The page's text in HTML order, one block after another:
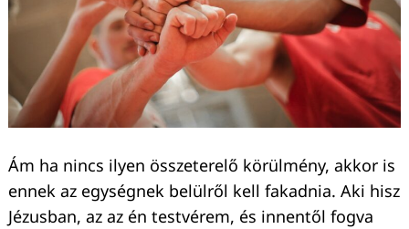
Ám ha nincs ilyen összeterelő körülmény, akkor is
ennek az egységnek belülről kell fakadnia. Aki hisz
Jézusban, az az én testvérem, és innentől fogva